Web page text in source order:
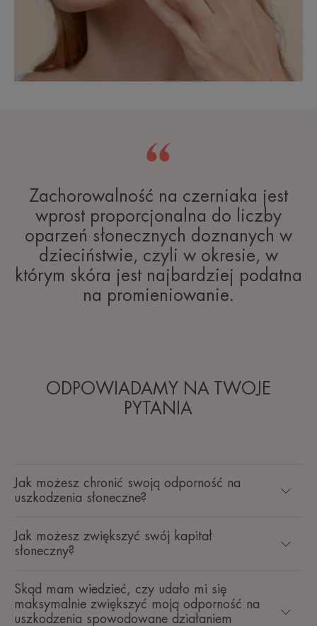
Zachorowalność na czerniaka jest
wprost proporcjonalna do liczby
oparzeń słonecznych doznanych w
dzieciństwie, czyli w okresie, w
którym skóra jest najbardziej podatna
na promieniowanie.
ODPOWIADAMY NA TWOJE
PYTANIA
Jak możesz chronić swoją odporność na
uszkodzenia słoneczne?
Jak możesz zwiększyć swój kapitał
słoneczny?
Skąd mam wiedzieć, czy udało mi się
maksymalnie zwiększyć moją odporność na
uszkodzenia spowodowane działaniem